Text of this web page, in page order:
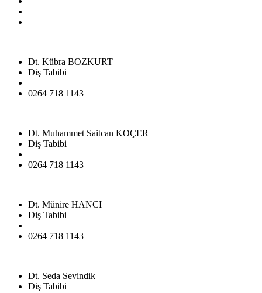
Dt. Kübra BOZKURT
Diş Tabibi
0264 718 1143
Dt. Muhammet Saitcan KOÇER
Diş Tabibi
0264 718 1143
Dt. Münire HANCI
Diş Tabibi
0264 718 1143
Dt. Seda Sevindik
Diş Tabibi